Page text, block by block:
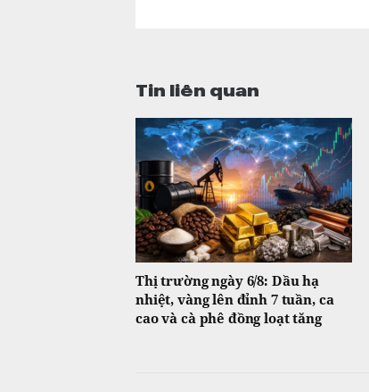
Tin liên quan
Thị trường ngày 6/8: Dầu hạ
nhiệt, vàng lên đỉnh 7 tuần, ca
cao và cà phê đồng loạt tăng